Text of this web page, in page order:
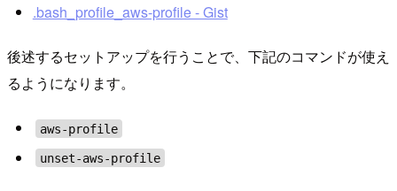
.bash_profile_aws-profile - Gist
後述するセットアップを行うことで、下記のコマンドが使え
るようになります。
aws-profile
unset-aws-profile